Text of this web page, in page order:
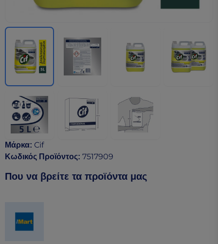
Μάρκα: Cif
Κωδικός Προϊόντος: 7517909
Που να βρείτε τα προϊόντα μας